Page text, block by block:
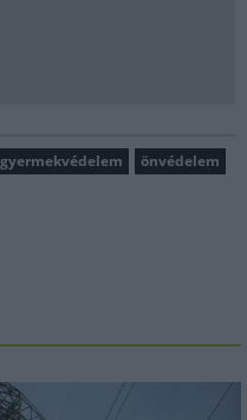
gyermekvédelem önvédelem